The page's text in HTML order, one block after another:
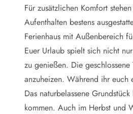
Vorteile bei uns
Reisecurity
Esmark KidsVIP
Esmark VIP - Partnervorteile und
Preisgarantie
Keine Kaution
Gästebewertungen
Gratis WLAN
Für zusätzlichen Komfort
Aufenthalten bestens
Ferienhaus mit Außenbereich
Euer Urlaub spielt sich nicht
zu genießen. Die
anzuheizen. Während ihr euch
Das naturbelassene
kommen. Auch im Herbst und